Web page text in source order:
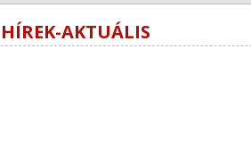
HÍREK-AKTUÁLIS